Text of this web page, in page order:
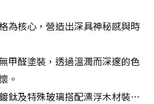
為核心，營造出深具神秘感與時
甲醛塗裝，透過溫潤而深邃的色
。
鈦及特殊玻璃搭配漂浮木材裝